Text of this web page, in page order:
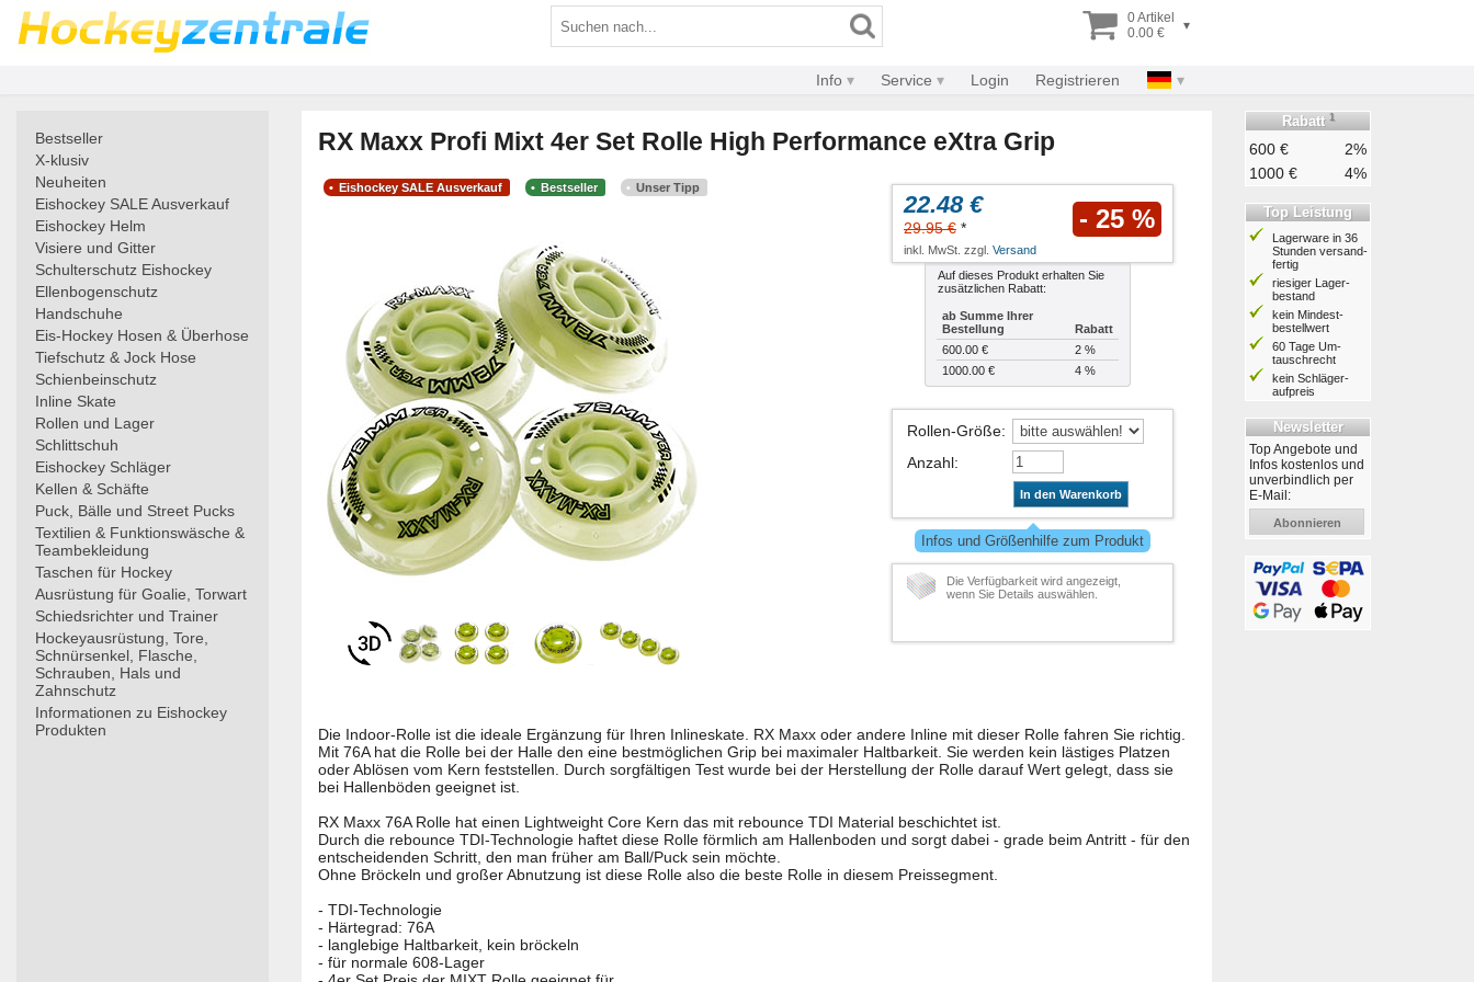
0 Artikel
0.00 €
▾
Info Service Login Registrieren
Bestseller
X-klusiv
Neuheiten
Eishockey SALE Ausverkauf
Eishockey Helm
Visiere und Gitter
Schulterschutz Eishockey
Ellenbogenschutz
Handschuhe
Eis-Hockey Hosen & Überhose
Tiefschutz & Jock Hose
Schienbeinschutz
Inline Skate
Rollen und Lager
Schlittschuh
Eishockey Schläger
Kellen & Schäfte
Puck, Bälle und Street Pucks
Textilien & Funktionswäsche &
Teambekleidung
Taschen für Hockey
Ausrüstung für Goalie, Torwart
Schiedsrichter und Trainer
Hockeyausrüstung, Tore,
Schnürsenkel, Flasche,
Schrauben, Hals und
Zahnschutz
Informationen zu Eishockey
Produkten
RX Maxx Profi Mixt 4er Set Rolle High Performance eXtra Grip
Eishockey SALE Ausverkauf Bestseller Unser Tipp
22.48 €
29.95 € * - 25 %
inkl. MwSt. zzgl. Versand
Auf dieses Produkt erhalten Sie
zusätzlichen Rabatt:
ab Summe Ihrer
Bestellung
Rabatt
600.00 €
2 %
1000.00 €
4 %
Rollen-Größe:
Anzahl:
In den Warenkorb
Infos und Größenhilfe zum Produkt
Die Verfügbarkeit wird angezeigt,
wenn Sie Details auswählen.
Die Indoor-Rolle ist die ideale Ergänzung für Ihren Inlineskate. RX Maxx oder andere Inline mit dieser Rolle fahren Sie richtig.
Mit 76A hat die Rolle bei der Halle den eine bestmöglichen Grip bei maximaler Haltbarkeit. Sie werden kein lästiges Platzen
oder Ablösen vom Kern feststellen. Durch sorgfältigen Test wurde bei der Herstellung der Rolle darauf Wert gelegt, dass sie
bei Hallenböden geeignet ist.
RX Maxx 76A Rolle hat einen Lightweight Core Kern das mit rebounce TDI Material beschichtet ist.
Durch die rebounce TDI-Technologie haftet diese Rolle förmlich am Hallenboden und sorgt dabei - grade beim Antritt - für den
entscheidenden Schritt, den man früher am Ball/Puck sein möchte.
Ohne Bröckeln und großer Abnutzung ist diese Rolle also die beste Rolle in diesem Preissegment.
- TDI-Technologie
- Härtegrad: 76A
- langlebige Haltbarkeit, kein bröckeln
- für normale 608-Lager
Rabatt 1
600 €
2%
1000 €
4%
Top Leistung
Lagerware in 36
Stunden ver­sand­
fertig
riesiger Lager­
bestand
kein Mindest­
bestell­wert
60 Tage Um­
tausch­recht
kein Schläger­
aufpreis
Newsletter
Top Angebote und
Infos kostenlos und
unverbindlich per
E-Mail:
Abonnieren